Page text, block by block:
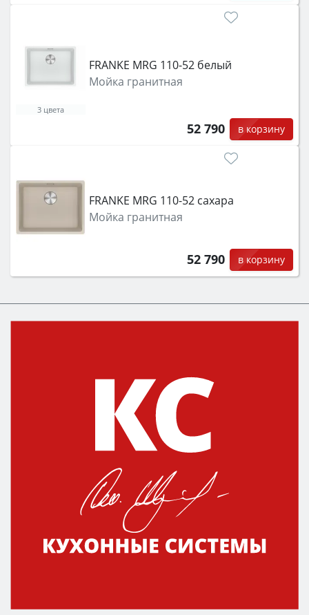
FRANKE MRG 110-52 белый
Мойка гранитная
52 790 в корзину
3 цвета
FRANKE MRG 110-52 сахара
Мойка гранитная
52 790 в корзину